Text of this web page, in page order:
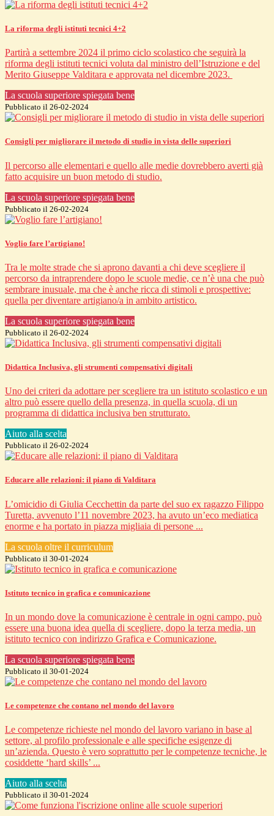
La riforma degli istituti tecnici 4+2
Partirà a settembre 2024 il primo ciclo scolastico che seguirà la
riforma degli istituti tecnici voluta dal ministro dell’Istruzione e del
Merito Giuseppe Valditara e approvata nel dicembre 2023.
La scuola superiore spiegata bene
Pubblicato il 26-02-2024
Consigli per migliorare il metodo di studio in vista delle superiori
Il percorso alle elementari e quello alle medie dovrebbero averti già
fatto acquisire un buon metodo di studio.
La scuola superiore spiegata bene
Pubblicato il 26-02-2024
Voglio fare l’artigiano!
Tra le molte strade che si aprono davanti a chi deve scegliere il
percorso da intraprendere dopo le scuole medie, ce n’è una che può
sembrare inusuale, ma che è anche ricca di stimoli e prospettive:
quella per diventare artigiano/a in ambito artistico.
La scuola superiore spiegata bene
Pubblicato il 26-02-2024
Didattica Inclusiva, gli strumenti compensativi digitali
Uno dei criteri da adottare per scegliere tra un istituto scolastico e un
altro può essere quello della presenza, in quella scuola, di un
programma di didattica inclusiva ben strutturato.
Aiuto alla scelta
Pubblicato il 26-02-2024
Educare alle relazioni: il piano di Valditara
L’omicidio di Giulia Cecchettin da parte del suo ex ragazzo Filippo
Turetta, avvenuto l’11 novembre 2023, ha avuto un’eco mediatica
enorme e ha portato in piazza migliaia di persone ...
La scuola oltre il curriculum
Pubblicato il 30-01-2024
Istituto tecnico in grafica e comunicazione
In un mondo dove la comunicazione è centrale in ogni campo, può
essere una buona idea quella di scegliere, dopo la terza media, un
istituto tecnico con indirizzo Grafica e Comunicazione.
La scuola superiore spiegata bene
Pubblicato il 30-01-2024
Le competenze che contano nel mondo del lavoro
Le competenze richieste nel mondo del lavoro variano in base al
settore, al profilo professionale e alle specifiche esigenze di
un’azienda. Questo è vero soprattutto per le competenze tecniche, le
cosiddette ‘hard skills’ ...
Aiuto alla scelta
Pubblicato il 30-01-2024